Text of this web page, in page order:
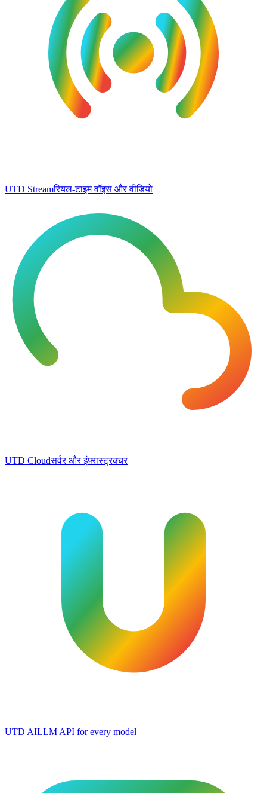
UTD Streamरियल-टाइम वॉइस और वीडियो
UTD Cloudसर्वर और इंफ़्रास्ट्रक्चर
UTD AILLM API for every model